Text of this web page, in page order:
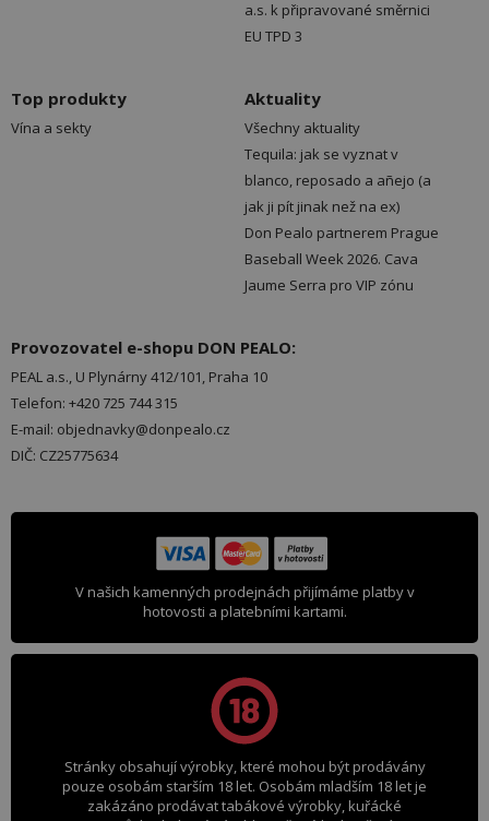
a.s. k připravované směrnici
EU TPD 3
Top produkty
Vína a sekty
Aktuality
Všechny aktuality
Tequila: jak se vyznat v
blanco, reposado a añejo (a
jak ji pít jinak než na ex)
Don Pealo partnerem Prague
Baseball Week 2026. Cava
Jaume Serra pro VIP zónu
Provozovatel e-shopu DON PEALO:
PEAL a.s., U Plynárny 412/101, Praha 10
Telefon: +420 725 744 315
E-mail: objednavky@donpealo.cz
DIČ: CZ25775634
V našich kamenných prodejnách přijímáme platby v
hotovosti a platebními kartami.
Stránky obsahují výrobky, které mohou být prodávány
pouze osobám starším 18 let. Osobám mladším 18 let je
zakázáno prodávat tabákové výrobky, kuřácké